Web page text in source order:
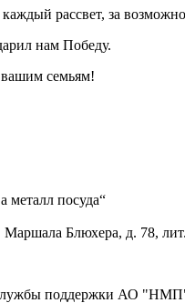
рассвет, за
нам Победу.
семьям!
металл посуда“
Маршала Блюхера, д. 78,
поддержки АО